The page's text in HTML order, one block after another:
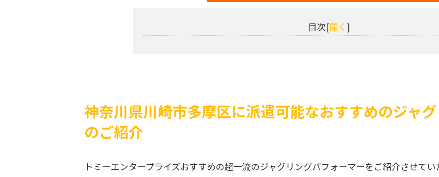
目次[開く]
神奈川県川崎市多摩区に派遣可能なおすすめのジャ
のご紹介
トミーエンタープライズおすすめの超一流のジャグリングパフォーマーをご紹介させて